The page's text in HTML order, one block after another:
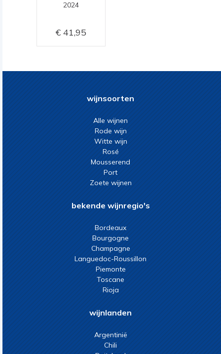
2024
41,95
wijnsoorten
Alle wijnen
Rode wijn
Witte wijn
Rosé
Mousserend
Port
Zoete wijnen
bekende wijnregio's
Bordeaux
Bourgogne
Champagne
Languedoc-Roussillon
Piemonte
Toscane
Rioja
wijnlanden
Argentinië
Chili